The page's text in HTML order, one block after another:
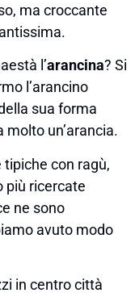
ma croccante
l’arancina? Si
l’arancino
sua forma
un’arancia.
con ragù,
più ricercate
ne sono
avuto modo
in centro città